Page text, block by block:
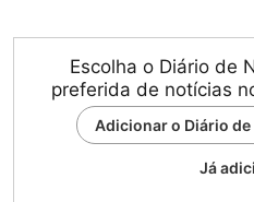
Escolha o Diário de
preferida de notícias
Adicionar o Diário
Já